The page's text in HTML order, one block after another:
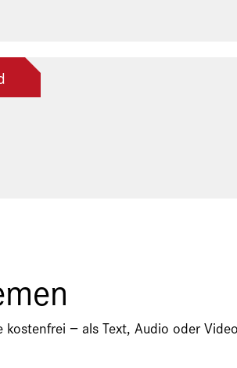
− als Text, Audio oder